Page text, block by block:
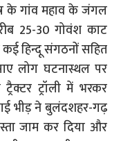
के गांव महाव के जंगल
25-30 गोवंश काट
हिन्दू संगठनों सहित
लोग घटनास्थल पर
ट्रॉली में भरकर
भीड़ ने बुलंदशहर-गढ़
जाम कर दिया और